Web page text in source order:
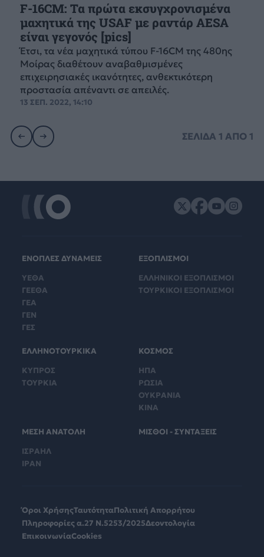
F-16CM: Τα πρώτα εκσυγχρονισμένα
μαχητικά της USAF με ραντάρ AESA
είναι γεγονός [pics]
Έτσι, τα νέα μαχητικά τύπου F-16CM της 480ης
Μοίρας διαθέτουν αναβαθμισμένες
επιχειρησιακές ικανότητες, ανθεκτικότερη
προστασία απέναντι σε απειλές.
13 ΣΕΠ. 2022, 14:10
ΣΕΛΙΔΑ1 ΑΠΟ1
ΕΝΟΠΛΕΣ ΔΥΝΑΜΕΙΣ
ΥΕΘΑ
ΓΕΕΘΑ
ΓΕΑ
ΓΕΝ
ΓΕΣ
ΕΞΟΠΛΙΣΜΟΙ
ΕΛΛΗΝΙΚΟΙ ΕΞΟΠΛΙΣΜΟΙ
ΤΟΥΡΚΙΚΟΙ ΕΞΟΠΛΙΣΜΟΙ
ΕΛΛΗΝΟΤΟΥΡΚΙΚΑ
ΚΥΠΡΟΣ
ΤΟΥΡΚΙΑ
ΚΟΣΜΟΣ
ΗΠΑ
ΡΩΣΙΑ
ΟΥΚΡΑΝΙΑ
ΚΙΝΑ
ΜΕΣΗ ΑΝΑΤΟΛΗ
ΙΣΡΑΗΛ
ΙΡΑΝ
ΜΙΣΘΟΙ - ΣΥΝΤΑΞΕΙΣ
Όροι ΧρήσηςΤαυτότηταΠολιτική Απορρήτου
Πληροφορίες α.27 Ν.5253/2025Δεοντολογία
ΕπικοινωνίαCookies